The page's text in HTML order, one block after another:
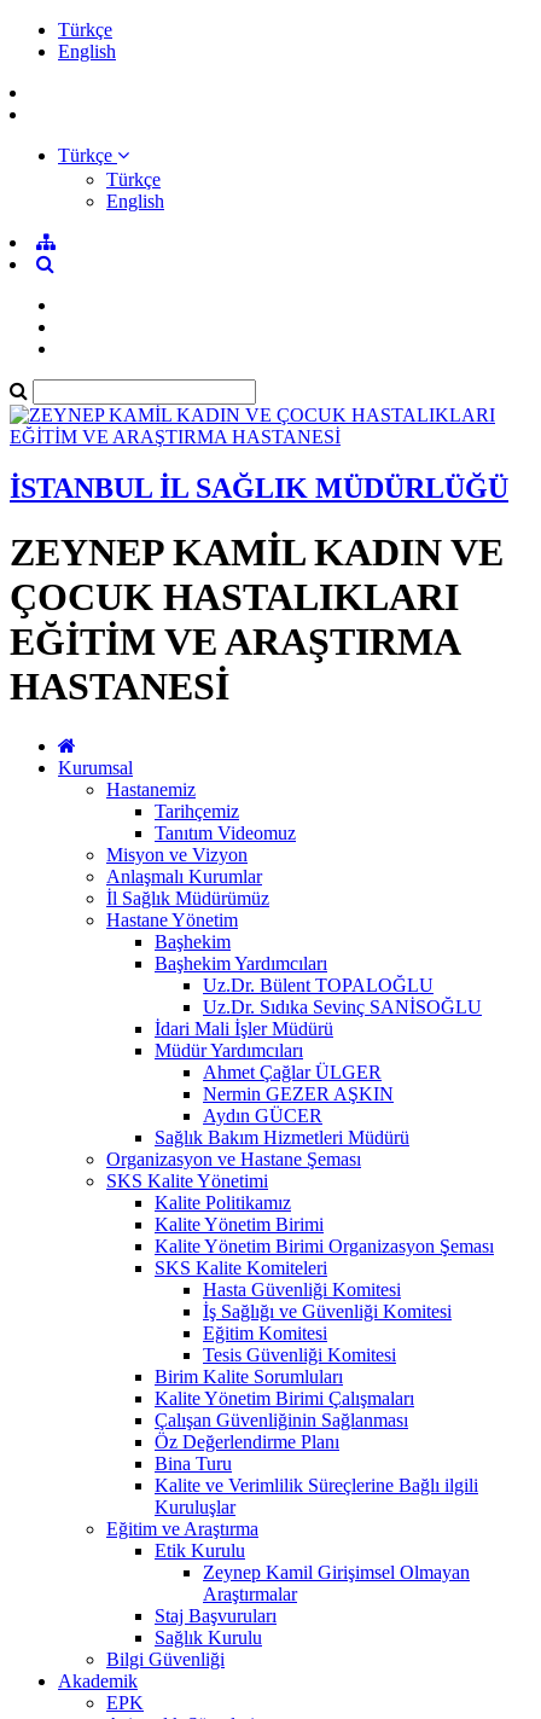
Türkçe
English
Türkçe
Türkçe
English
İSTANBUL İL SAĞLIK MÜDÜRLÜĞÜ
ZEYNEP KAMİL KADIN VE
ÇOCUK HASTALIKLARI
EĞİTİM VE ARAŞTIRMA
HASTANESİ
Kurumsal
Hastanemiz
Tarihçemiz
Tanıtım Videomuz
Misyon ve Vizyon
Anlaşmalı Kurumlar
İl Sağlık Müdürümüz
Hastane Yönetim
Başhekim
Başhekim Yardımcıları
Uz.Dr. Bülent TOPALOĞLU
Uz.Dr. Sıdıka Sevinç SANİSOĞLU
İdari Mali İşler Müdürü
Müdür Yardımcıları
Ahmet Çağlar ÜLGER
Nermin GEZER AŞKIN
Aydın GÜCER
Sağlık Bakım Hizmetleri Müdürü
Organizasyon ve Hastane Şeması
SKS Kalite Yönetimi
Kalite Politikamız
Kalite Yönetim Birimi
Kalite Yönetim Birimi Organizasyon Şeması
SKS Kalite Komiteleri
Hasta Güvenliği Komitesi
İş Sağlığı ve Güvenliği Komitesi
Eğitim Komitesi
Tesis Güvenliği Komitesi
Birim Kalite Sorumluları
Kalite Yönetim Birimi Çalışmaları
Çalışan Güvenliğinin Sağlanması
Öz Değerlendirme Planı
Bina Turu
Kalite ve Verimlilik Süreçlerine Bağlı ilgili
Kuruluşlar
Eğitim ve Araştırma
Etik Kurulu
Zeynep Kamil Girişimsel Olmayan
Araştırmalar
Staj Başvuruları
Sağlık Kurulu
Bilgi Güvenliği
Akademik
EPK